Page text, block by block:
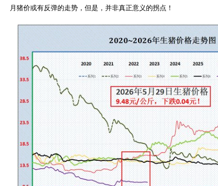
月猪价或有反弹的走势，但是，并非真正意义的拐点！